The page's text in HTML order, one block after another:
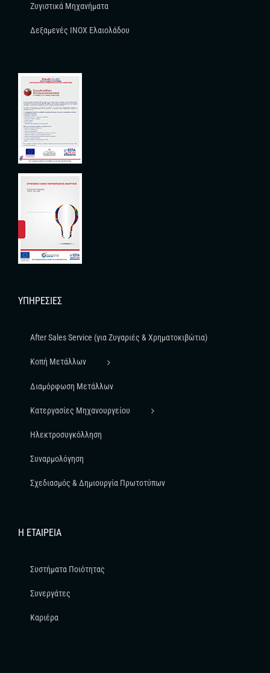
Ζυγιστικά Μηχανήματα
Δεξαμενές INOX Ελαιολάδου
ΥΠΗΡΕΣΊΕΣ
After Sales Service (για Ζυγαριές & Χρηματοκιβώτια)
Κοπή Μετάλλων
Διαμόρφωση Μετάλλων
Κατεργασίες Μηχανουργείου
Ηλεκτροσυγκόλληση
Συναρμολόγηση
Σχεδιασμός & Δημιουργία Πρωτοτύπων
Η ΕΤΑΙΡΕΊΑ
Συστήματα Ποιότητας
Συνεργάτες
Καριέρα